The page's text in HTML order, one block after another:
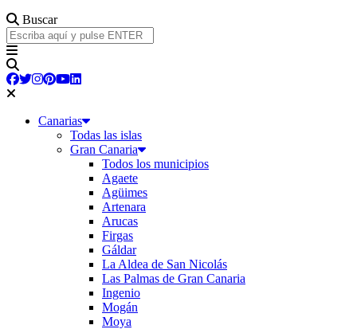
Buscar
Canarias
Todas las islas
Gran Canaria
Todos los municipios
Agaete
Agüimes
Artenara
Arucas
Firgas
Gáldar
La Aldea de San Nicolás
Las Palmas de Gran Canaria
Ingenio
Mogán
Moya